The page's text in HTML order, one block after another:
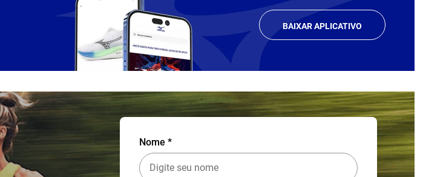
BAIXAR APLICATIVO
Nome *